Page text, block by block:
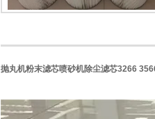
抛丸机粉末滤芯喷砂机除尘滤芯3266